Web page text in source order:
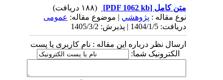
متن کامل[PDF 1062 kb]
نوع مقاله : پژوهشي| موضوع مقاله:عمومى
دریافت: 1404/1/5 | پذیرش: 1405/3/2
ارسال نظر درباره این مقاله : نام کاربری یا پست
الکترونیک شما: